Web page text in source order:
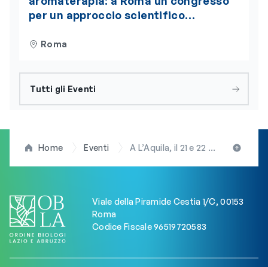
per un approccio scientifico
Roma
Tutti gli Eventi
Home Eventi A L’Aquila, il 21 e 22 novembre, la terza edizione del meeting “On cutting edge advancements in our fight against cancer science as a symbol of resilience of a town and a community”
Viale della Piramide Cestia 1/C, 00153
Roma
Codice Fiscale 96519720583